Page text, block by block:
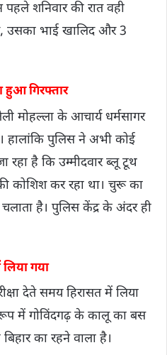
शनिवार की रात वही
उसका भाई खालिद और 3
गिरफ्तार
के आचार्य धर्मसागर
पुलिस ने अभी कोई
रहा है कि उम्मीदवार ब्लू टूथ
कोशिश कर रहा था। चुरू का
चलाता है। पुलिस केंद्र के अंदर ही
लिया गया
देते समय हिरासत में लिया
में गोविंदगढ़ के कालू का बस
का रहने वाला है।